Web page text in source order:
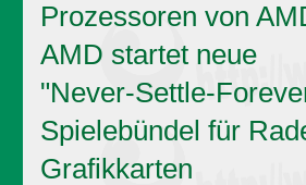
Prozessoren von
AMD startet neue
"Never-Settle-
Spielebündel für
Grafikkarten